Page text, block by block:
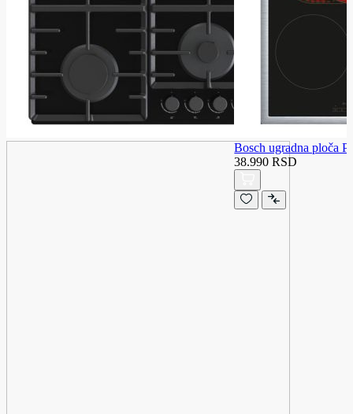
Bosch ugradna ploča
38.990 RSD